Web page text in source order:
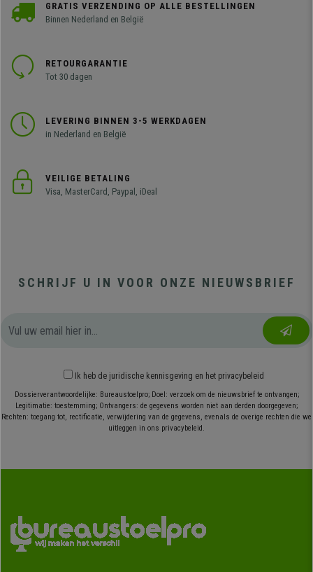
GRATIS VERZENDING OP ALLE BESTELLINGEN
Binnen Nederland en België
RETOURGARANTIE
Tot 30 dagen
LEVERING BINNEN 3-5 WERKDAGEN
in Nederland en België
VEILIGE BETALING
Visa, MasterCard, Paypal, iDeal
SCHRIJF U IN VOOR ONZE NIEUWSBRIEF
Ik heb de juridische kennisgeving en het privacybeleid
Dossierverantwoordelijke: Bureaustoelpro; Doel: verzoek om de nieuwsbrief te ontvangen;
Legitimatie: toestemming; Ontvangers: de gegevens worden niet aan derden doorgegeven;
Rechten: toegang tot, rectificatie, verwijdering van de gegevens, evenals de overige rechten die we
uitleggen in ons privacybeleid.